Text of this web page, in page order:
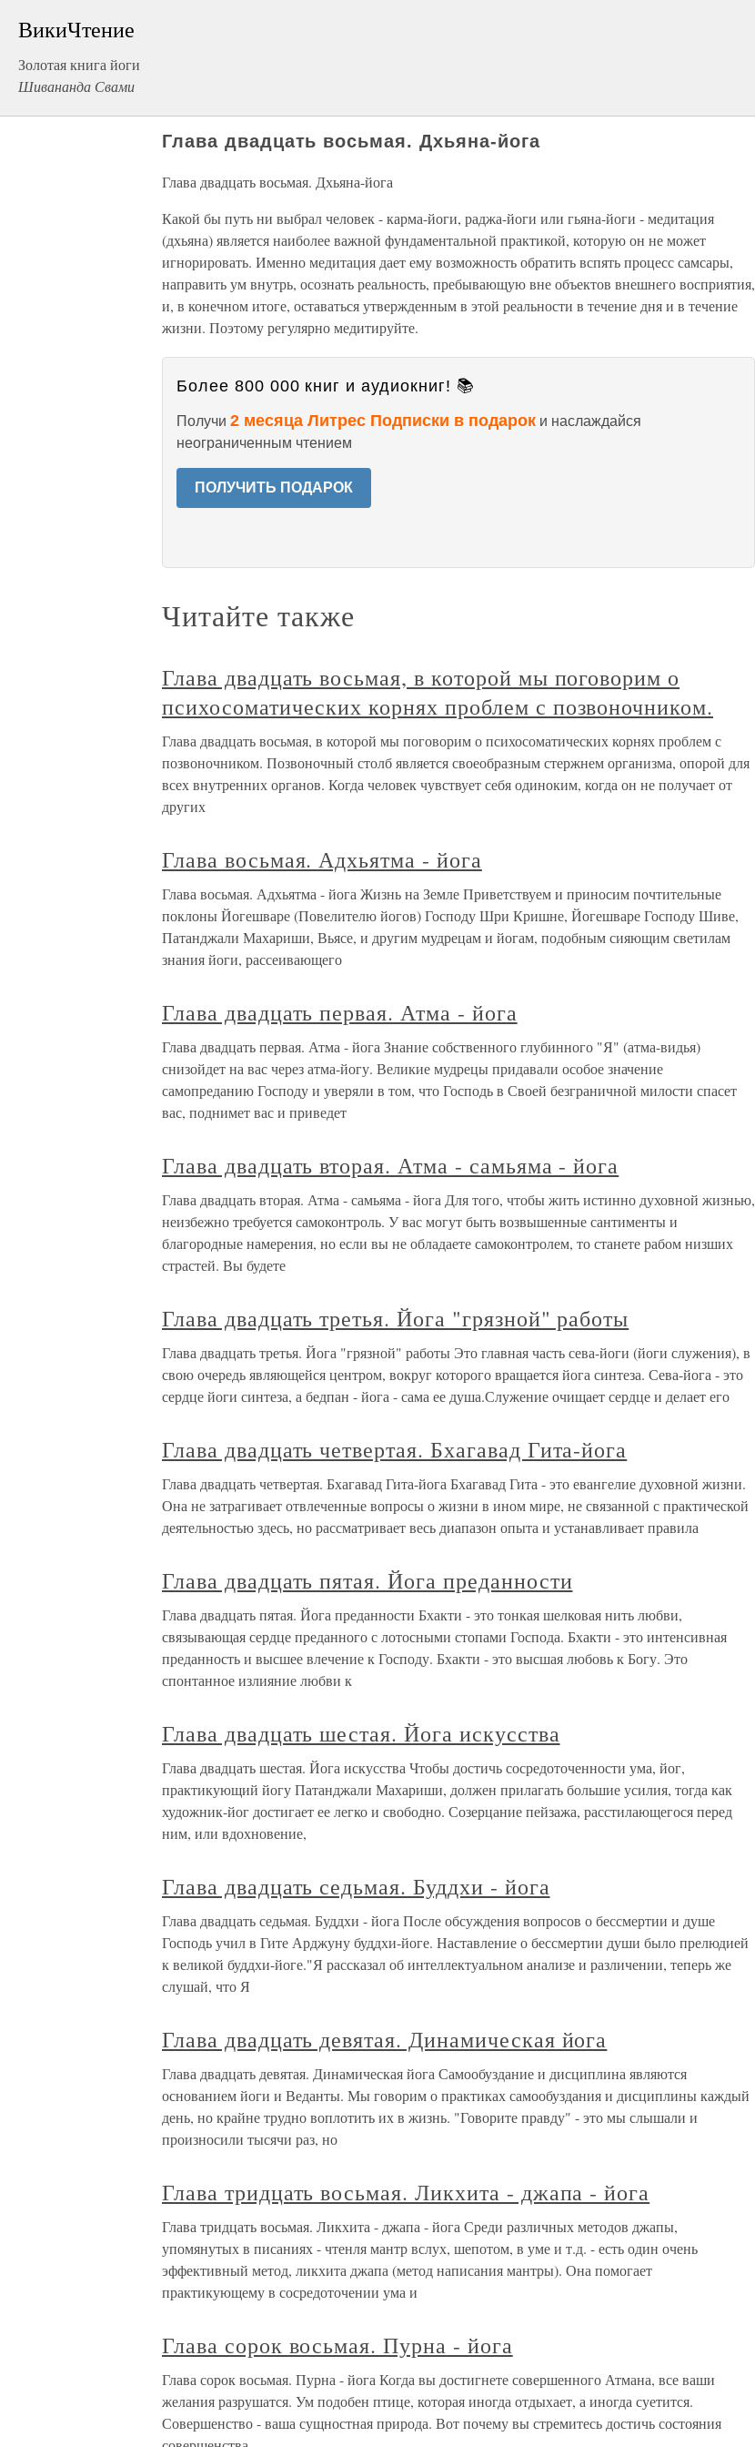
ВикиЧтение
Золотая книга йоги
Шивананда Свами
Глава двадцать восьмая. Дхьяна-йога
Глава двадцать восьмая. Дхьяна-йога
Какой бы путь ни выбрал человек - карма-йоги, раджа-йоги или гьяна-йоги - медитация
(дхьяна) является наиболее важной фундаментальной практикой, которую он не может
игнорировать. Именно медитация дает ему возможность обратить вспять процесс самсары,
направить ум внутрь, осознать реальность, пребывающую вне объектов внешнего восприятия,
и, в конечном итоге, оставаться утвержденным в этой реальности в течение дня и в течение
жизни. Поэтому регулярно медитируйте.
Более 800 000 книг и аудиокниг! 📚
Получи 2 месяца Литрес Подписки в подарок и наслаждайся
неограниченным чтением
ПОЛУЧИТЬ ПОДАРОК
Читайте также
Глава двадцать восьмая, в которой мы поговорим о
психосоматических корнях проблем с позвоночником.
Глава двадцать восьмая, в которой мы поговорим о психосоматических корнях проблем с
позвоночником. Позвоночный столб является своеобразным стержнем организма, опорой для
всех внутренних органов. Когда человек чувствует себя одиноким, когда он не получает от
других
Глава восьмая. Адхьятма - йога
Глава восьмая. Адхьятма - йога Жизнь на Земле Приветствуем и приносим почтительные
поклоны Йогешваре (Повелителю йогов) Господу Шри Кришне, Йогешваре Господу Шиве,
Патанджали Махариши, Вьясе, и другим мудрецам и йогам, подобным сияющим светилам
знания йоги, рассеивающего
Глава двадцать первая. Атма - йога
Глава двадцать первая. Атма - йога Знание собственного глубинного "Я" (атма-видья)
снизойдет на вас через атма-йогу. Великие мудрецы придавали особое значение
самопреданию Господу и уверяли в том, что Господь в Своей безграничной милости спасет
вас, поднимет вас и приведет
Глава двадцать вторая. Атма - самьяма - йога
Глава двадцать вторая. Атма - самьяма - йога Для того, чтобы жить истинно духовной жизнью,
неизбежно требуется самоконтроль. У вас могут быть возвышенные сантименты и
благородные намерения, но если вы не обладаете самоконтролем, то станете рабом низших
страстей. Вы будете
Глава двадцать третья. Йога "грязной" работы
Глава двадцать третья. Йога "грязной" работы Это главная часть сева-йоги (йоги служения), в
свою очередь являющейся центром, вокруг которого вращается йога синтеза. Сева-йога - это
сердце йоги синтеза, а бедпан - йога - сама ее душа.Служение очищает сердце и делает его
Глава двадцать четвертая. Бхагавад Гита-йога
Глава двадцать четвертая. Бхагавад Гита-йога Бхагавад Гита - это евангелие духовной жизни.
Она не затрагивает отвлеченные вопросы о жизни в ином мире, не связанной с практической
деятельностью здесь, но рассматривает весь диапазон опыта и устанавливает правила
Глава двадцать пятая. Йога преданности
Глава двадцать пятая. Йога преданности Бхакти - это тонкая шелковая нить любви,
связывающая сердце преданного с лотосными стопами Господа. Бхакти - это интенсивная
преданность и высшее влечение к Господу. Бхакти - это высшая любовь к Богу. Это
спонтанное излияние любви к
Глава двадцать шестая. Йога искусства
Глава двадцать шестая. Йога искусства Чтобы достичь сосредоточенности ума, йог,
практикующий йогу Патанджали Махариши, должен прилагать большие усилия, тогда как
художник-йог достигает ее легко и свободно. Созерцание пейзажа, расстилающегося перед
ним, или вдохновение,
Глава двадцать седьмая. Буддхи - йога
Глава двадцать седьмая. Буддхи - йога После обсуждения вопросов о бессмертии и душе
Господь учил в Гите Арджуну буддхи-йоге. Наставление о бессмертии души было прелюдией
к великой буддхи-йоге."Я рассказал об интеллектуальном анализе и различении, теперь же
слушай, что Я
Глава двадцать девятая. Динамическая йога
Глава двадцать девятая. Динамическая йога Самообуздание и дисциплина являются
основанием йоги и Веданты. Мы говорим о практиках самообуздания и дисциплины каждый
день, но крайне трудно воплотить их в жизнь. "Говорите правду" - это мы слышали и
произносили тысячи раз, но
Глава тридцать восьмая. Ликхита - джапа - йога
Глава тридцать восьмая. Ликхита - джапа - йога Среди различных методов джапы,
упомянутых в писаниях - чтенля мантр вслух, шепотом, в уме и т.д. - есть один очень
эффективный метод, ликхита джапа (метод написания мантры). Она помогает
практикующему в сосредоточении ума и
Глава сорок восьмая. Пурна - йога
Глава сорок восьмая. Пурна - йога Когда вы достигнете совершенного Атмана, все ваши
желания разрушатся. Ум подобен птице, которая иногда отдыхает, а иногда суетится.
Совершенство - ваша сущностная природа. Вот почему вы стремитесь достичь состояния